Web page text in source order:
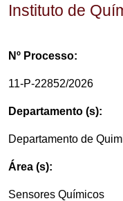
Instituto de
Nº Processo:
11-P-22852/2026
Departamento (s):
Departamento de
Área (s):
Sensores Químicos